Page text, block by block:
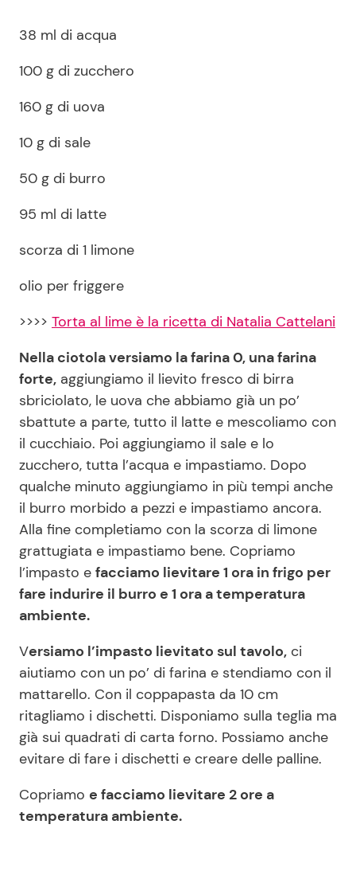
38 ml di acqua
100 g di zucchero
160 g di uova
10 g di sale
50 g di burro
95 ml di latte
scorza di 1 limone
olio per friggere
>>>> Torta al lime è la ricetta di Natalia Cattelani
Nella ciotola versiamo la farina 0, una farina
forte, aggiungiamo il lievito fresco di birra
sbriciolato, le uova che abbiamo già un po’
sbattute a parte, tutto il latte e mescoliamo con
il cucchiaio. Poi aggiungiamo il sale e lo
zucchero, tutta l’acqua e impastiamo. Dopo
qualche minuto aggiungiamo in più tempi anche
il burro morbido a pezzi e impastiamo ancora.
Alla fine completiamo con la scorza di limone
grattugiata e impastiamo bene. Copriamo
l’impasto e facciamo lievitare 1 ora in frigo per
fare indurire il burro e 1 ora a temperatura
ambiente.
Versiamo l’impasto lievitato sul tavolo, ci
aiutiamo con un po’ di farina e stendiamo con il
mattarello. Con il coppapasta da 10 cm
ritagliamo i dischetti. Disponiamo sulla teglia ma
già sui quadrati di carta forno. Possiamo anche
evitare di fare i dischetti e creare delle palline.
Copriamo e facciamo lievitare 2 ore a
temperatura ambiente.